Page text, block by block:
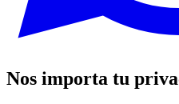
Nos importa tu